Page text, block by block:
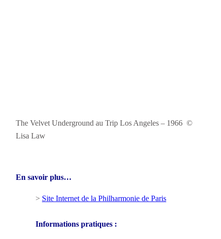
The Velvet Underground au Trip Los Angeles – 1966 ©
Lisa Law
En savoir plus…
> Site Internet de la Philharmonie de Paris
Informations pratiques :